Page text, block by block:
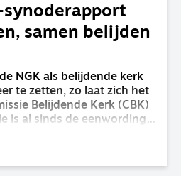
synoderapport
samen belijden
NGK als belijdende kerk
te zetten, zo laat zich het
Belijdende Kerk (CBK)
is al sinds de eenwording
en kreeg van de
in 2023 de opdracht om